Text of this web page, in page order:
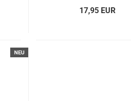
17,95 EUR
NEU